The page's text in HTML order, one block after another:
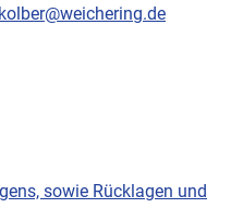
sowie Rücklagen und